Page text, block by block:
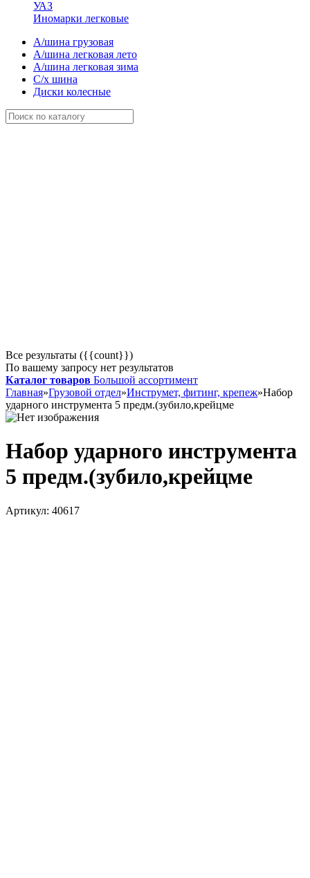
УАЗ
Иномарки легковые
А/шина грузовая
А/шина легковая лето
А/шина легковая зима
С/х шина
Диски колесные
Все результаты ({{count}})
По вашему запросу нет результатов
Каталог товаров Большой ассортимент
Главная»Грузовой отдел»Инструмет, фитинг, крепеж»Набор
ударного инструмента 5 предм.(зубило,крейцме
Набор ударного инструмента
5 предм.(зубило,крейцме
Артикул: 40617